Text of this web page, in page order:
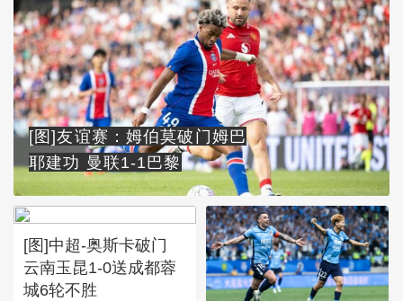
[图]友谊赛：姆伯莫破门姆巴
耶建功 曼联1-1巴黎
[图]中超-奥斯卡破门
云南玉昆1-0送成都蓉
城6轮不胜